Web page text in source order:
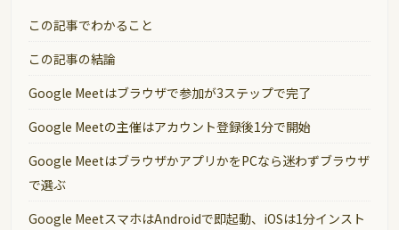
この記事でわかること
この記事の結論
Google Meetはブラウザで参加が3ステップで完了
Google Meetの主催はアカウント登録後1分で開始
Google MeetはブラウザかアプリかをPCなら迷わずブラウザ
で選ぶ
Google MeetスマホはAndroidで即起動、iOSは1分インスト